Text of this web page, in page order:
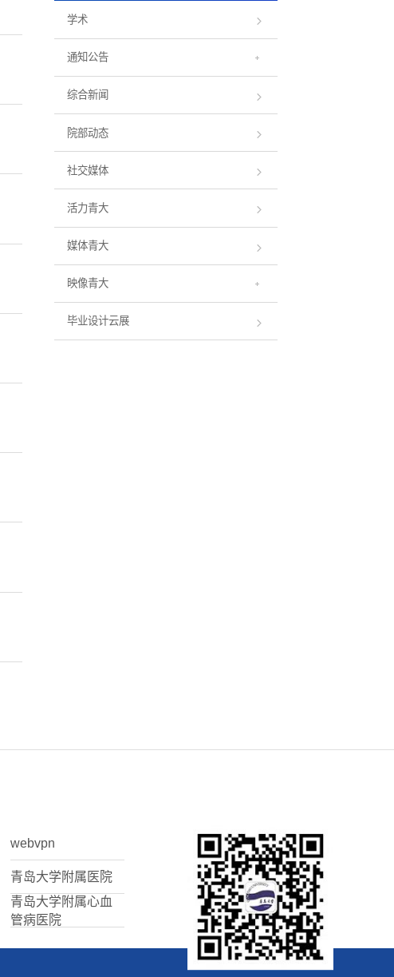
学术
通知公告
综合新闻
院部动态
社交媒体
活力青大
媒体青大
映像青大
毕业设计云展
webvpn
青岛大学附属医院
青岛大学附属心血
管病医院